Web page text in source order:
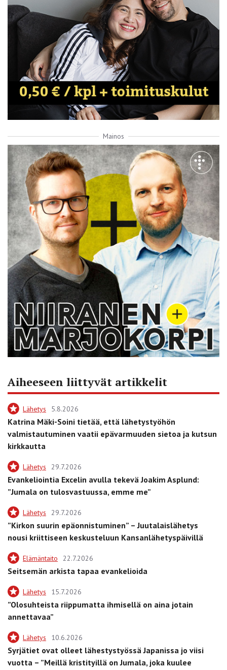
Mainos
Aiheeseen liittyvät artikkelit
Lähetys 5.8.2026
Katrina Mäki-Soini tietää, että lähetystyöhön
valmistautuminen vaatii epävarmuuden sietoa ja kutsun
kirkkautta
Lähetys 29.7.2026
Evankeliointia Excelin avulla tekevä Joakim Asplund:
”Jumala on tulosvastuussa, emme me”
Lähetys 29.7.2026
”Kirkon suurin epäonnistuminen” – Juutalaislähetys
nousi kriittiseen keskusteluun Kansanlähetyspäivillä
Elämäntaito 22.7.2026
Seitsemän arkista tapaa evankelioida
Lähetys 15.7.2026
”Olosuhteista riippumatta ihmisellä on aina jotain
annettavaa”
Lähetys 10.6.2026
Syrjätiet ovat olleet lähestystyössä Japanissa jo viisi
vuotta – ”Meillä kristityillä on Jumala, joka kuulee